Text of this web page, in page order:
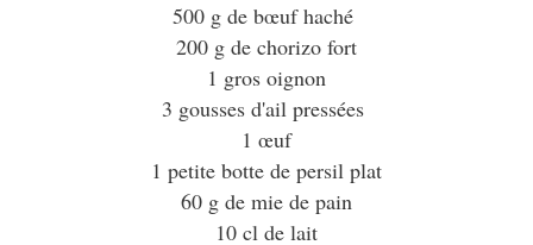
500 g de bœuf haché
200 g de chorizo fort
1 gros oignon
3 gousses d'ail pressées
1 œuf
1 petite botte de persil plat
60 g de mie de pain
10 cl de lait